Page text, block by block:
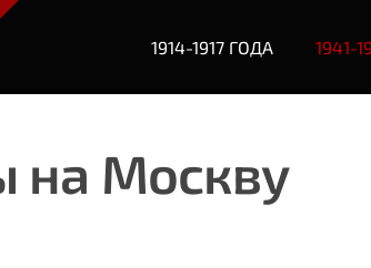
1914-1917 ГОДА 1941-
на Москву